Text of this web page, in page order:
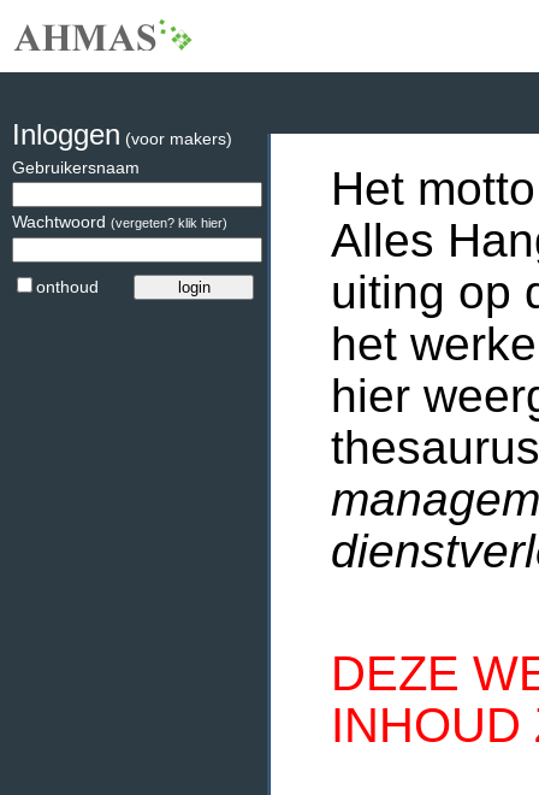
Het
Alles
uiting op
het
hier
DEZE
INHOUD
Inloggen (voor makers)
Gebruikersnaam
Wachtwoord (vergeten? klik hier)
onthoud